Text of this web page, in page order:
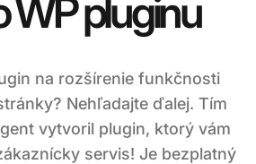
WP pluginu
na rozšírenie funkčnosti
Nehľadajte ďalej. Tím
vytvoril plugin, ktorý vám
servis! Je bezplatný